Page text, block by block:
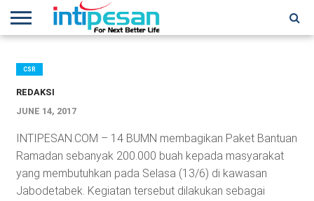
NEWS
CONFERENCES
TRAINING
IPSHOW
EVENT
IP
NETWORK
MORE
CSR
REDAKSI
JUNE 14, 2017
INTIPESAN.COM – 14 BUMN membagikan Paket Bantuan
Ramadan sebanyak 200.000 buah kepada masyarakat
yang membutuhkan pada Selasa (13/6) di kawasan
Jabodetabek. Kegiatan tersebut dilakukan sebagai